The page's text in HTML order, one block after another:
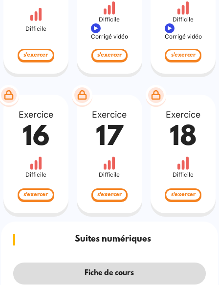
Difficile
s'exercer
Difficile
Corrigé vidéo
s'exercer
Difficile
Corrigé vidéo
s'exercer
Exercice
16
Difficile
s'exercer
Exercice
17
Difficile
s'exercer
Exercice
18
Difficile
s'exercer
Suites numériques
Fiche de cours